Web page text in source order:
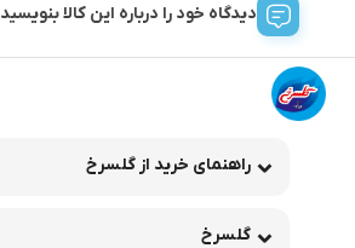
دیدگاه خود را درباره این کالا بنویسید
راهنمای خرید از گلسرخ
گلسرخ